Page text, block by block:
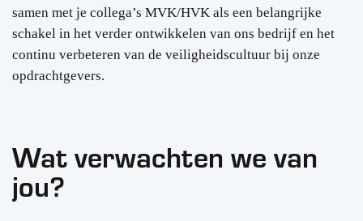
samen met je collega’s MVK/HVK als een belangrijke
schakel in het verder ontwikkelen van ons bedrijf en het
continu verbeteren van de veiligheidscultuur bij onze
opdrachtgevers.
Wat verwachten we van
jou?